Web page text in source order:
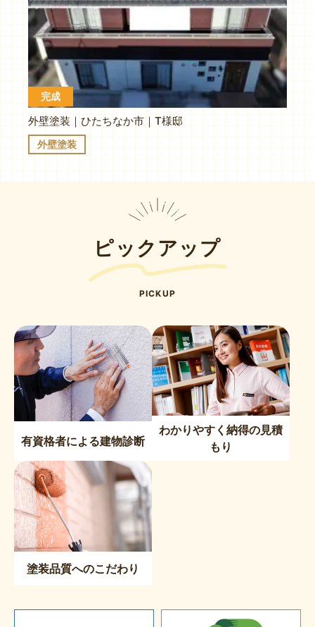
完成
外壁塗装｜ひたちなか市｜T様邸
外壁塗装
ピックアップ
PICKUP
有資格者による建物診断
わかりやすく納得の見積
もり
塗装品質へのこだわり